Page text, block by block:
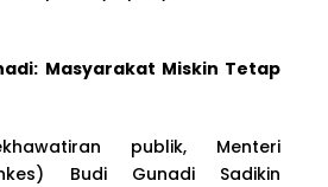
Masyarakat Miskin Tetap
publik, Menteri
Budi Gunadi Sadikin